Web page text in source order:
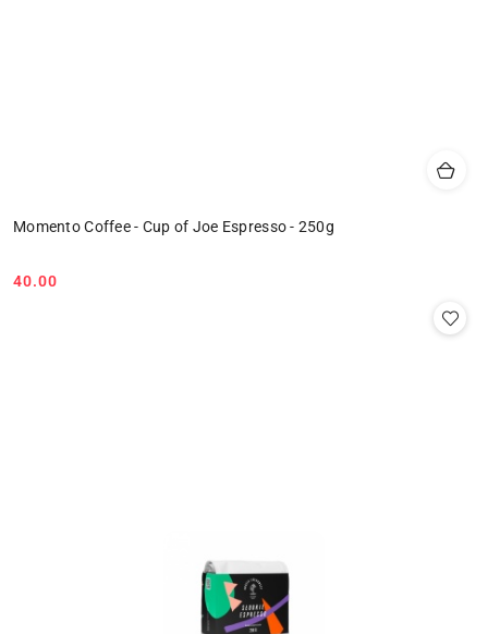
Momento Coffee - Cup of Joe Espresso - 250g
Cena:
40.00